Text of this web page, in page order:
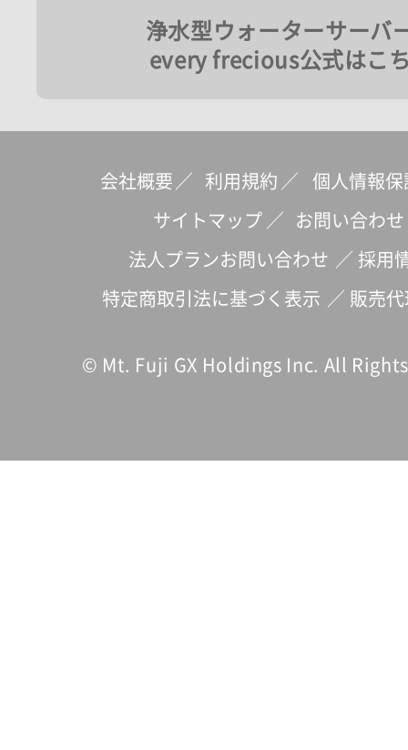
浄水型ウォーターサーバ
every frecious公式はこ
会社概要 ／ 利用規約 ／ 個人情報保
サイトマップ ／ お問い合わせ
法人プランお問い合わせ ／ 採用
特定商取引法に基づく表示 ／ 販売
© Mt. Fuji GX Holdings Inc. All